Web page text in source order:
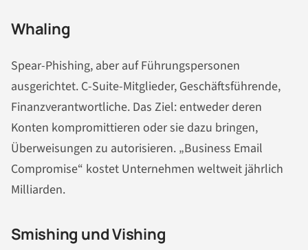
Whaling
Spear-Phishing, aber auf Führungspersonen
ausgerichtet. C-Suite-Mitglieder, Geschäftsführende,
Finanzverantwortliche. Das Ziel: entweder deren
Konten kompromittieren oder sie dazu bringen,
Überweisungen zu autorisieren. „Business Email
Compromise“ kostet Unternehmen weltweit jährlich
Milliarden.
Smishing und Vishing